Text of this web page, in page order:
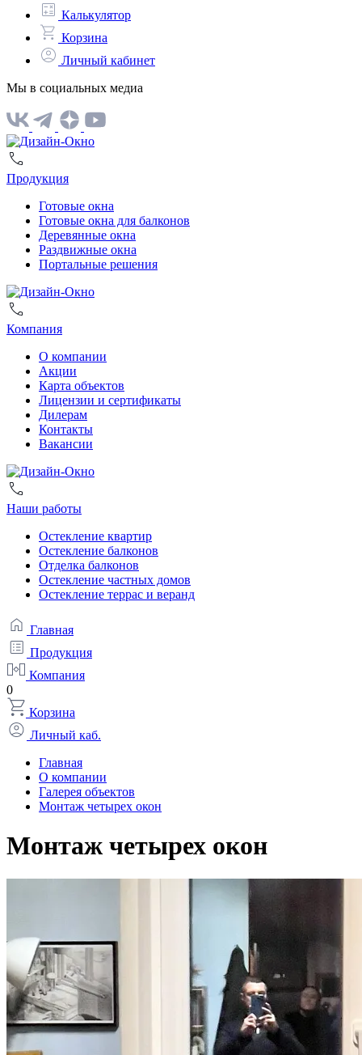
Калькулятор
Корзина
Личный кабинет
Мы в социальных медиа
Продукция
Готовые окна
Готовые окна для балконов
Деревянные окна
Раздвижные окна
Портальные решения
Компания
О компании
Акции
Карта объектов
Лицензии и сертификаты
Дилерам
Контакты
Вакансии
Наши работы
Остекление квартир
Остекление балконов
Отделка балконов
Остекление частных домов
Остекление террас и веранд
Главная
Продукция
Компания
0
Корзина
Личный каб.
Главная
О компании
Галерея объектов
Монтаж четырех окон
Монтаж четырех окон